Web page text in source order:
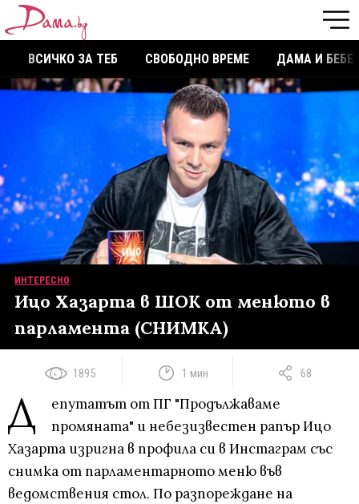
ВСИЧКО ЗА ТЕБ СВОБОДНО ВРЕМЕ ДАМА И БЕБЕ
ИНТЕРЕСНО
Ицо Хазарта в ШОК от менюто в
парламента (СНИМКА)
1895 1 мин 68
Д
епутатът от ПГ "Продължаваме
промяната" и небезизвестен рапър Ицо
Хазарта изригна в профила си в Инстаграм със
снимка от парламентарното меню във
ведомствения стол. По разпореждане на